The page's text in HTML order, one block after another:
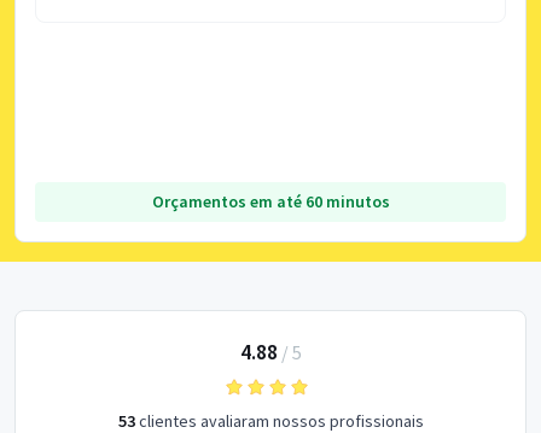
Orçamentos em até 60 minutos
4.88 / 5
53clientes avaliaram nossos profissionais